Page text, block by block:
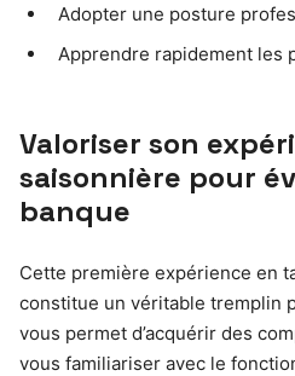
Adopter une posture
Apprendre rapidement les
Valoriser son
saisonnière pour
banque
Cette première expérience en
constitue un véritable tremplin
vous permet d’acquérir des
vous familiariser avec le